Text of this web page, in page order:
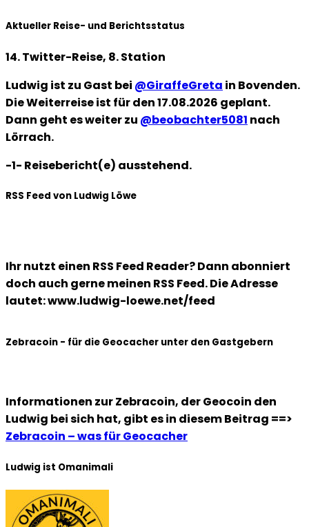
Aktueller Reise- und Berichtsstatus
14. Twitter-Reise, 8. Station
Ludwig ist zu Gast bei @GiraffeGreta in Bovenden.
Die Weiterreise ist für den 17.08.2026 geplant.
Dann geht es weiter zu @beobachter5081 nach
Lörrach.
-1- Reisebericht(e) ausstehend.
RSS Feed von Ludwig Löwe
Ihr nutzt einen RSS Feed Reader? Dann abonniert
doch auch gerne meinen RSS Feed. Die Adresse
lautet: www.ludwig-loewe.net/feed
Zebracoin - für die Geocacher unter den Gastgebern
Informationen zur Zebracoin, der Geocoin den
Ludwig bei sich hat, gibt es in diesem Beitrag ==>
Zebracoin – was für Geocacher
Ludwig ist Omanimali